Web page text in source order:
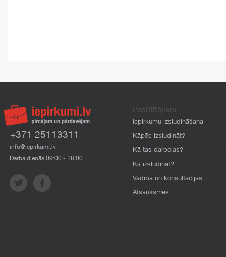
+371 25113311
info@iepirkumi.lv
Darba dienās 09:00 - 18:00
Pasūtītājiem
Iepirkumu izsludināšana
Kāpēc izsludināt?
Kā tas darbojas?
Kā izsludināt?
Vadība un konsultācijas
Atsauksmes